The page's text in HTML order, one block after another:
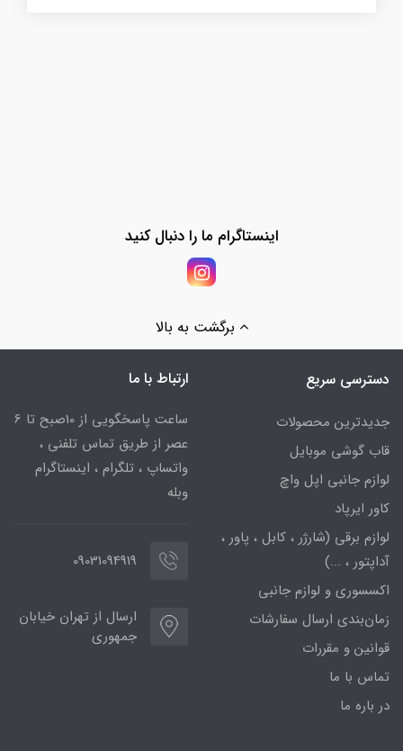
اینستاگرام ما را دنبال کنید
برگشت به بالا
دسترسی سریع
جدیدترین محصولات
قاب گوشی موبایل
لوازم جانبی اپل واچ
کاور ایرپاد
لوازم برقی (شارژر ، کابل ، پاور ،
آداپتور ، ...)
اکسسوری و لوازم جانبی
زمان‌بندی ارسال سفارشات
قوانین و مقررات
تماس با ما
در باره ما
ارتباط با ما
ساعت پاسخگویی از 10صبح تا 6
عصر از طریق تماس تلفنی ،
واتساپ ، تلگرام ، اینستاگرام
وبله
09031094919
ارسال از تهران خیابان
جمهوری